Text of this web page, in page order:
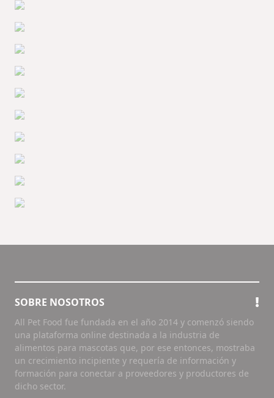
SOBRE NOSOTROS
All Pet Food fue fundada en el año 2014 y comenzó siendo
una plataforma online destinada a la industria de
alimentos para mascotas que, por ese entonces, mostraba
un crecimiento incipiente y requería de información y
formación para conectar a proveedores y productores de
dicho sector.